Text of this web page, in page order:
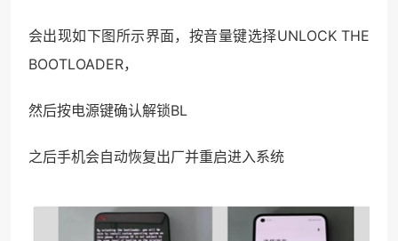
会出现如下图所示界面，按音量键选择UNLOCK THE
BOOTLOADER，
然后按电源键确认解锁BL
之后手机会自动恢复出厂并重启进入系统